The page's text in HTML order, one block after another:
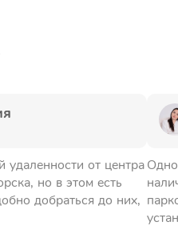
удаленности от центра
но в этом есть
добраться до них,